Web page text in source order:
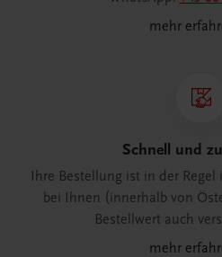
mehr
Schnell und
Ihre Bestellung ist in der Regel
bei Ihnen (innerhalb von
Bestellwert auch
mehr